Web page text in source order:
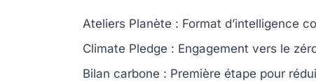
Ateliers Planète : Format d’intelligence
Climate Pledge : Engagement vers le
Bilan carbone : Première étape pour